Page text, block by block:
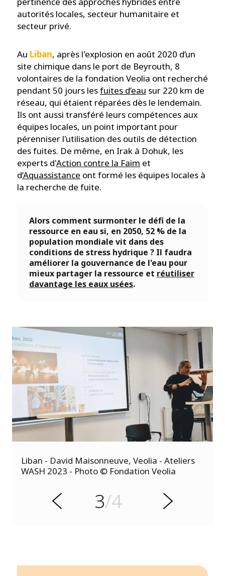
autorités locales, secteur humanitaire et
secteur privé.
Au Liban, après l'explosion en août 2020 d’un
site chimique dans le port de Beyrouth, 8
volontaires de la fondation Veolia ont recherché
pendant 50 jours lesfuites d’eau sur 220 km de
réseau, qui étaient réparées dès le lendemain.
Ils ont aussi transféré leurs compétences aux
équipes locales, un point important pour
pérenniser l'utilisation des outils de détection
des fuites. De même, en Irak à Dohuk, les
experts d'Action contre la Faim et
d’Aquassistance ont formé les équipes locales à
la recherche de fuite.
Alors comment surmonter le défi de la
ressource en eau si, en 2050, 52 % de la
population mondiale vit dans des
conditions de stress hydrique ? Il faudra
améliorer la gouvernance de l'eau pour
mieux partager la ressource et réutiliser
davantage les eaux usées.
P
r
é
d
Liban - David Maisonneuve, Veolia - Ateliers
WASH 2023 - Photo © Fondation Veolia
3/4
S
u